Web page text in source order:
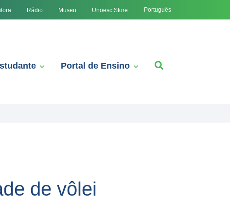
Rádio Museu Unoesc Store Português
Portal de Ensino
de vôlei